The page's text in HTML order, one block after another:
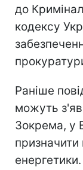
до
кодексу
Раніше
можуть
Зокрема, у
призначити